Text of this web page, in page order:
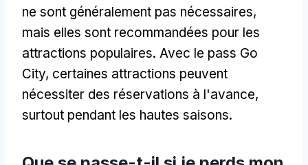
ne sont généralement pas nécessaires,
mais elles sont recommandées pour les
attractions populaires. Avec le pass Go
City, certaines attractions peuvent
nécessiter des réservations à l'avance,
surtout pendant les hautes saisons.